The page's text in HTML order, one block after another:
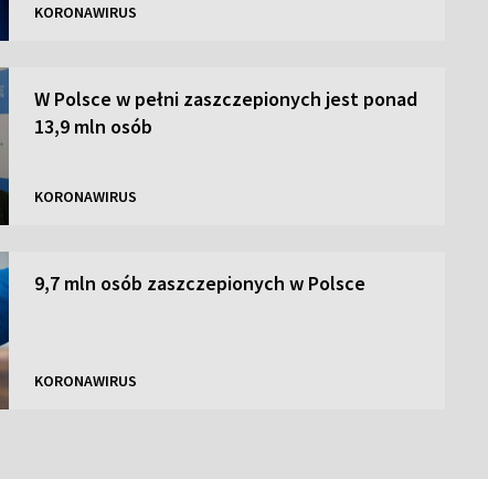
KORONAWIRUS
W Polsce w pełni zaszczepionych jest ponad
13,9 mln osób
KORONAWIRUS
9,7 mln osób zaszczepionych w Polsce
KORONAWIRUS